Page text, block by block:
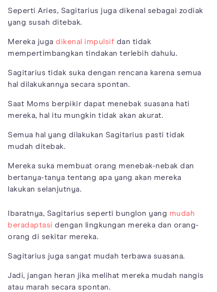
Seperti Aries, Sagitarius juga dikenal sebagai zodiak
yang susah ditebak.
Mereka juga dikenal impulsif dan tidak
mempertimbangkan tindakan terlebih dahulu.
Sagitarius tidak suka dengan rencana karena semua
hal dilakukannya secara spontan.
Saat Moms berpikir dapat menebak suasana hati
mereka, hal itu mungkin tidak akan akurat.
Semua hal yang dilakukan Sagitarius pasti tidak
mudah ditebak.
Mereka suka membuat orang menebak-nebak dan
bertanya-tanya tentang apa yang akan mereka
lakukan selanjutnya.
Ibaratnya, Sagitarius seperti bunglon yang mudah
beradaptasi dengan lingkungan mereka dan orang-
orang di sekitar mereka.
Sagitarius juga sangat mudah terbawa suasana.
Jadi, jangan heran jika melihat mereka mudah nangis
atau marah secara spontan.